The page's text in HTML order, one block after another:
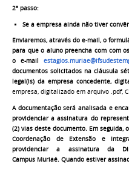
2º passo:
Se a empresa ainda nãotiver
Enviaremos, através do e-mail, o
para que o aluno preencha com com
o e-mail
documentos solicitados na cláusula
legal(is) da empresa concedente,
empresa, digitalizado em arquivo .pdf,
A documentação será analisada e
providenciar aassinatura do
(2) vias deste documento. Em seguida,
Coordenação de Extensão e
providenciar a assinatura da
Campus Muriaé. Quando estiver